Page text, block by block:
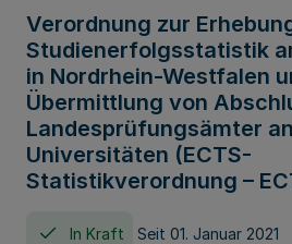
Verordnung zur
Studienerfolgsstatistik
in Nordrhein-Westfalen
Übermittlung von
Landesprüfungsämter
Universitäten (ECTS-
Statistikverordnung –
In Kraft Seit 01. Januar 2021